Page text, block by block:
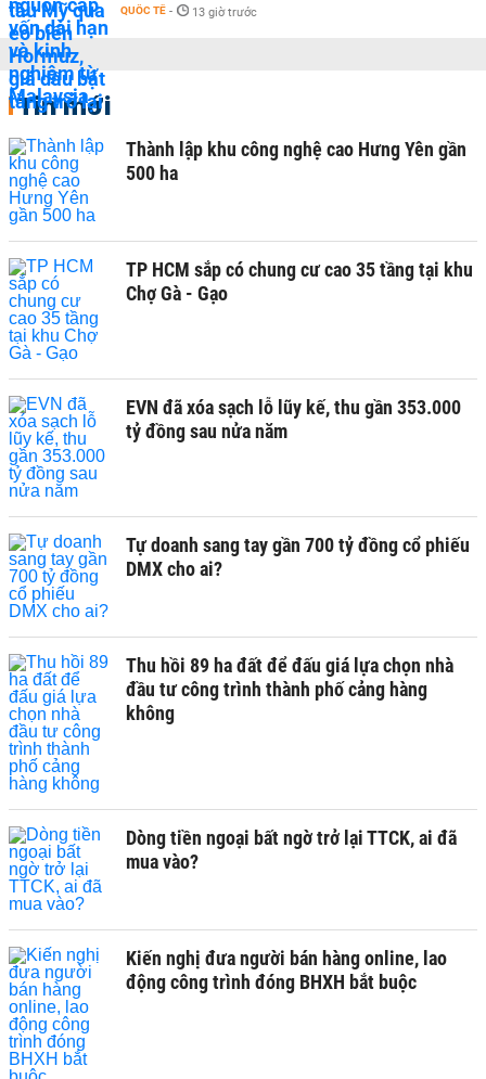
QUỐC TẾ - 13 giờ trước
Tin mới
Thành lập khu công nghệ cao Hưng Yên gần
500 ha
TP HCM sắp có chung cư cao 35 tầng tại khu
Chợ Gà - Gạo
EVN đã xóa sạch lỗ lũy kế, thu gần 353.000
tỷ đồng sau nửa năm
Tự doanh sang tay gần 700 tỷ đồng cổ phiếu
DMX cho ai?
Thu hồi 89 ha đất để đấu giá lựa chọn nhà
đầu tư công trình thành phố cảng hàng
không
Dòng tiền ngoại bất ngờ trở lại TTCK, ai đã
mua vào?
Kiến nghị đưa người bán hàng online, lao
động công trình đóng BHXH bắt buộc